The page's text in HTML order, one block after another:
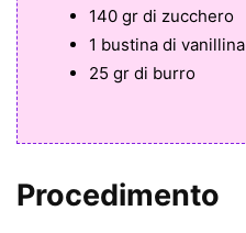
140 gr di zucchero
1 bustina di vanillina
25 gr di burro
Procedimento